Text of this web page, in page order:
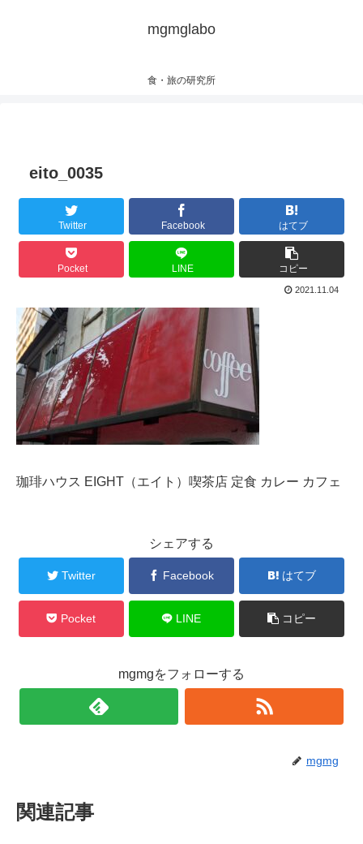
mgmglabo
食・旅の研究所
eito_0035
Twitter Facebook はてブ
Pocket LINE コピー
2021.11.04
珈琲ハウス EIGHT（エイト）喫茶店 定食 カレー カフェ
シェアする
Twitter Facebook はてブ
Pocket LINE コピー
mgmgをフォローする
mgmg
関連記事